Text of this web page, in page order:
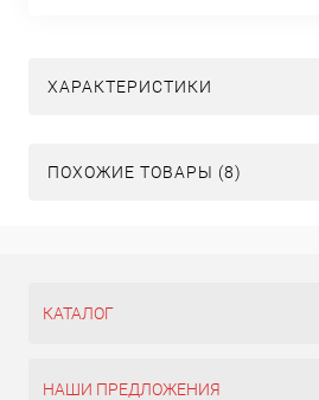
ХАРАКТЕРИСТИКИ
ПОХОЖИЕ ТОВАРЫ (8)
КАТАЛОГ
НАШИ ПРЕДЛОЖЕНИЯ